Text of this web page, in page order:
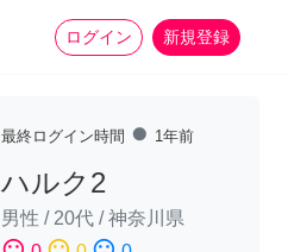
ログイン 新規登録
家事 more_horiz
最終ログイン時間 fiber_manual_record 1年前
ハルク2
男性 / 20代 /神奈川県